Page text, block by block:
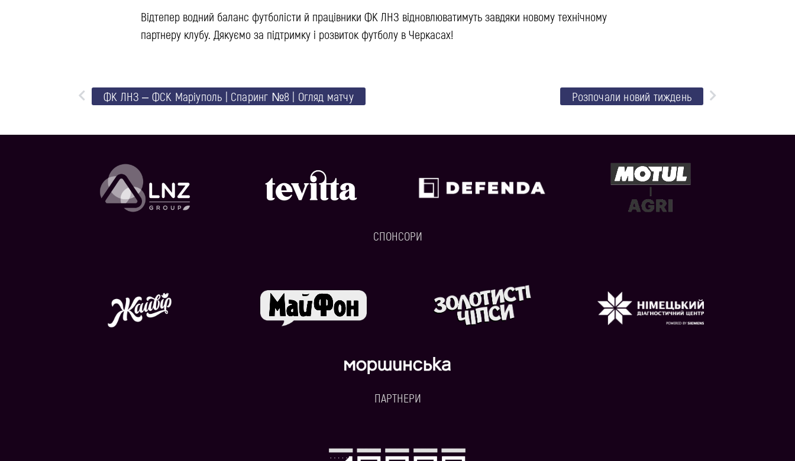
Відтепер водний баланс футболісти й працівники ФК ЛНЗ відновлюватимуть завдяки новому технічному
партнеру клубу. Дякуємо за підтримку і розвиток футболу в Черкасах!
ФК ЛНЗ – ФСК Маріуполь | Спаринг №8 | Oгляд матчу Розпочали новий тиждень
СПОНСОРИ
ПАРТНЕРИ